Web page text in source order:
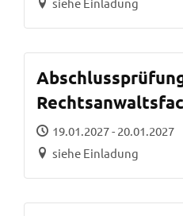
19.01.2027 - 20.01.2027
siehe Einladung